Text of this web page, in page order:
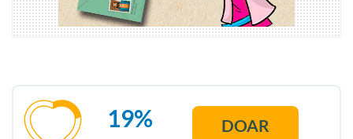
19% DOAR